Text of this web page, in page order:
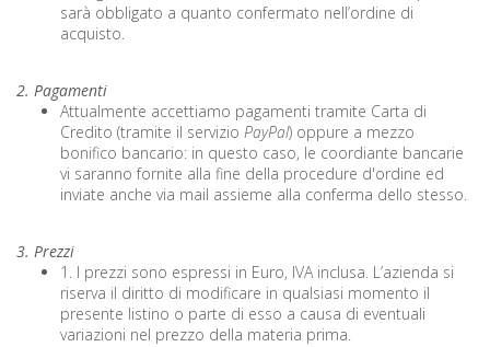
sarà obbligato a quanto confermato nell’ordine di
acquisto.
2. Pagamenti
Attualmente accettiamo pagamenti tramite Carta di
Credito (tramite il servizio PayPal) oppure a mezzo
bonifico bancario: in questo caso, le coordiante bancarie
vi saranno fornite alla fine della procedure d'ordine ed
inviate anche via mail assieme alla conferma dello stesso.
3. Prezzi
1. I prezzi sono espressi in Euro, IVA inclusa. L’azienda si
riserva il diritto di modificare in qualsiasi momento il
presente listino o parte di esso a causa di eventuali
variazioni nel prezzo della materia prima.